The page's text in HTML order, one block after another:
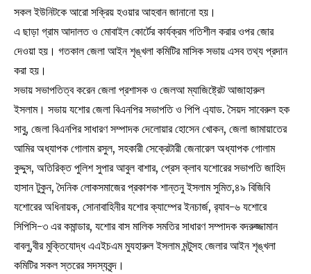
সকল ইউনিটকে আরো সক্রিয় হওয়ার আহবান জানানো হয়।
এ ছাড়া গ্রাম আদালত ও মোবাইল কোর্টের কার্যক্রম গতিশীল করার ওপর জোর
দেওয়া হয়। গতকাল জেলা আইন শৃঙ্খলা কমিটির মাসিক সভায় এসব তথ্য প্রদান
করা হয়।
সভায় সভাপতিত্ব করেন জেলা প্রশাসক ও জেলআ ম্যাজিষ্ট্রেট আজাহারুল
ইসলাম। সভায় যশোর জেলা বিএনপির সভাপতি ও পিপি এ্যাড. সৈয়দ সাবেরুল হক
সাবু, জেলা বিএনপির সাধারণ সম্পাদক দেলোয়ার হোসেন খোকন, জেলা জামায়াতের
আমির অধ্যাপক গোলাম রসুল, সহকারী সেক্রেটারী জেনারেল অধ্যাপক গোলাম
কুদ্দুস, অতিরিক্ত পুলিশ সুপার আবুল বাশার, প্রেস ক্লাব যশোরের সভাপতি জাহিদ
হাসান টুকুন, দৈনিক লোকসমাজের প্রকাশক শান্তনু ইসলাম সুমিত,৪৯ বিজিবি
যশোরের অধিনায়ক, সোনাবাহিনীর যশোর ক্যাম্পের ইনচার্জ, র‌্যাব-৬ যশোরে
সিপিসি-৩ এর কমান্ডার, যশোর বাস মালিক সমতির সাধারণ সম্পাদক বদরুজ্জামান
বাবলু,বীর মুক্তিযোদ্ধ এএইচএম মুযহারুল ইসলাম মন্টুসহ জেলার আইন শৃঙ্খলা
কমিটির সকল স্তরের সদস্যবৃন্দ।